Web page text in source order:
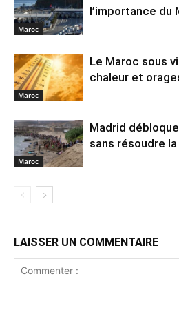
Maroc
l’importance du
Maroc
Le Maroc sous
chaleur et
Maroc
Madrid
sans résoudre
LAISSER UN COMMENTAIRE